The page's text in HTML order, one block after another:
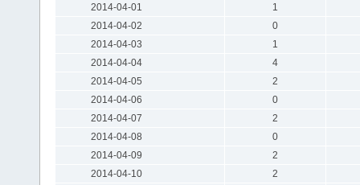
2014-04-01
1
2014-04-02
0
2014-04-03
1
2014-04-04
4
2014-04-05
2
2014-04-06
0
2014-04-07
2
2014-04-08
0
2014-04-09
2
2014-04-10
2